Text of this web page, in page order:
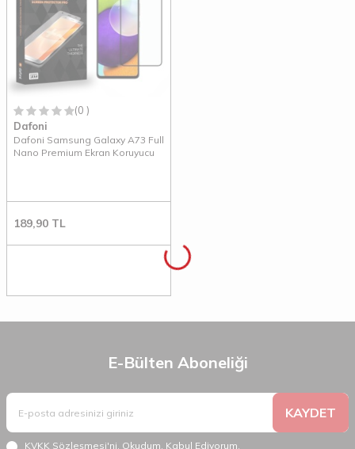
(0 )
Dafoni
Dafoni Samsung Galaxy A73 Full
Nano Premium Ekran Koruyucu
189,90 TL
E-Bülten Aboneliği
KAYDET
KVKK Sözleşmesi'ni, Okudum, Kabul Ediyorum.